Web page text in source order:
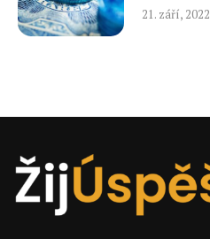
21. září, 2022